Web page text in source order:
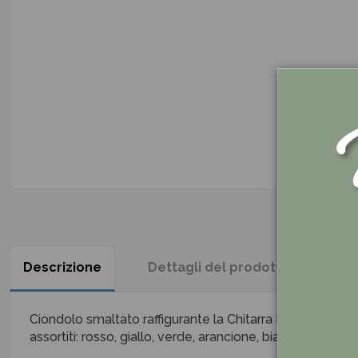
Descrizione Dettagli del prodotto
Ciondolo smaltato raffigurante la Chitarra Elettrica,
assortiti: rosso, giallo, verde, arancione, bianco. (5